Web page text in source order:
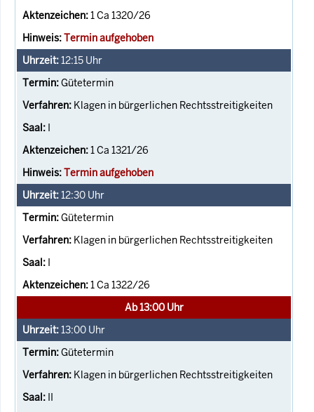
1 Ca 1320/26
Termin aufgehoben
12:15 Uhr
Gütetermin
Klagen in bürgerlichen Rechtsstreitigkeiten
I
1 Ca 1321/26
Termin aufgehoben
12:30 Uhr
Gütetermin
Klagen in bürgerlichen Rechtsstreitigkeiten
I
1 Ca 1322/26
Ab 13:00 Uhr
13:00 Uhr
Gütetermin
Klagen in bürgerlichen Rechtsstreitigkeiten
II